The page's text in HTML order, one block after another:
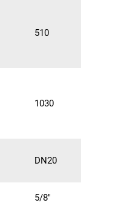
510
1030
DN20
5/8″